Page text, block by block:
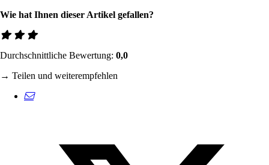
Wie hat Ihnen dieser Artikel gefallen?
Durchschnittliche Bewertung: 0,0
→ Teilen und weiterempfehlen